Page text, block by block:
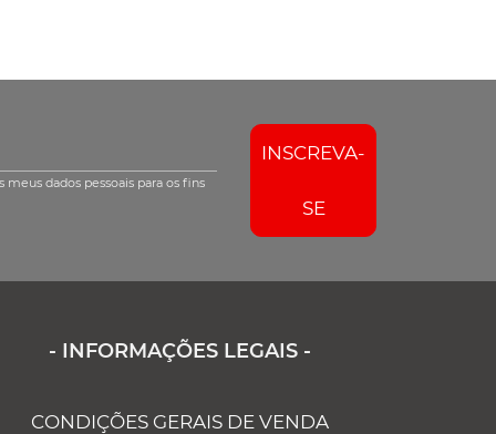
meus dados pessoais para os fins
INSCREVA-
SE
- INFORMAÇÕES LEGAIS -
CONDIÇÕES GERAIS DE VENDA